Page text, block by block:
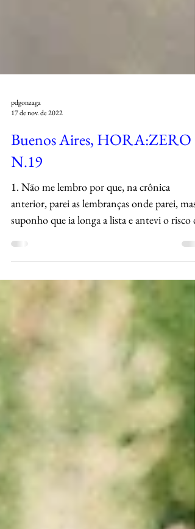
pdgonzaga
Buenos Aires, HORA:ZERO |
N.19
1. Não me lembro por que, na crônica
anterior, parei as lembranças onde parei, mas
suponho que ia longa a lista e antevi o risco
não...